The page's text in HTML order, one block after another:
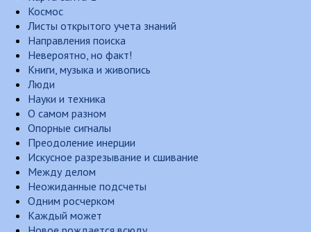
Космос
Листы открытого учета знаний
Направления поиска
Невероятно, но факт!
Книги, музыка и живопись
Люди
Науки и техника
О самом разном
Опорные сигналы
Преодоление инерции
Искусное разрезывание и сшивание
Между делом
Неожиданные подсчеты
Одним росчерком
Каждый может